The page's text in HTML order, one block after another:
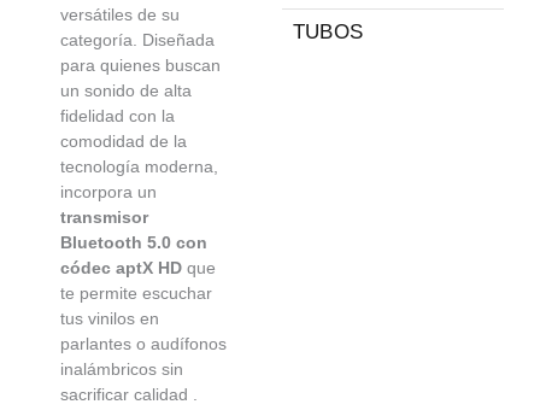
versátiles de su
categoría. Diseñada
para quienes buscan
un sonido de alta
fidelidad con la
comodidad de la
tecnología moderna,
incorpora un
transmisor
Bluetooth 5.0 con
códec aptX HD que
te permite escuchar
tus vinilos en
parlantes o audífonos
inalámbricos sin
sacrificar calidad
TUBOS